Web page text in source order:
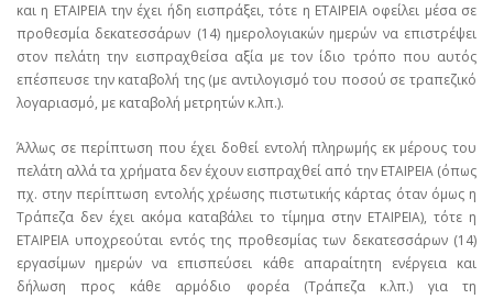
και η ΕΤΑΙΡΕΙΑ την έχει ήδη εισπράξει, τότε η ΕΤΑΙΡΕΙΑ οφείλει μέσα σε
προθεσμία δεκατεσσάρων (14) ημερολογιακών ημερών να επιστρέψει
στον πελάτη την εισπραχθείσα αξία με τον ίδιο τρόπο που αυτός
επέσπευσε την καταβολή της (με αντιλογισμό του ποσού σε τραπεζικό
λογαριασμό, με καταβολή μετρητών κ.λπ.).
Άλλως σε περίπτωση που έχει δοθεί εντολή πληρωμής εκ μέρους του
πελάτη αλλά τα χρήματα δεν έχουν εισπραχθεί από την ΕΤΑΙΡΕΙΑ (όπως
πχ. στην περίπτωση εντολής χρέωσης πιστωτικής κάρτας όταν όμως η
Τράπεζα δεν έχει ακόμα καταβάλει το τίμημα στην ΕΤΑΙΡΕΙΑ), τότε η
ΕΤΑΙΡΕΙΑ υποχρεούται εντός της προθεσμίας των δεκατεσσάρων (14)
εργασίμων ημερών να επισπεύσει κάθε απαραίτητη ενέργεια και
δήλωση προς κάθε αρμόδιο φορέα (Τράπεζα κ.λπ.) για τη